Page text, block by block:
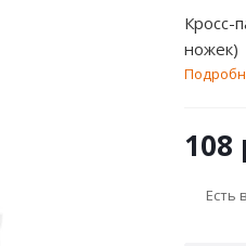
Кросс-
ножек)
108
Есть